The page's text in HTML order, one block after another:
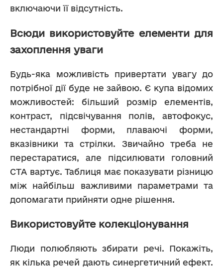
включаючи її відсутність.
Всюди використовуйте елементи для
захоплення уваги
Будь-яка можливість привертати увагу до
потрібної дії буде не зайвою. Є купа відомих
можливостей: більший розмір елементів,
контраст, підсвічування полів, автофокус,
нестандартні форми, плаваючі форми,
вказівники та стрілки. Звичайно треба не
перестаратися, але підсилювати головний
CTA вартує. Таблиця має показувати різницю
між найбільш важливими параметрами та
допомагати прийняти одне рішення.
Використовуйте колекціонування
Люди полюбляють збирати речі. Покажіть,
як кілька речей дають синергетичний ефект.